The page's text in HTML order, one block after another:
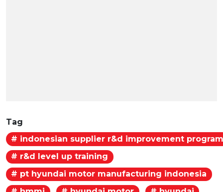
Tag
# indonesian supplier r&d improvement
# r&d level up training
# pt hyundai motor manufacturing indonesia